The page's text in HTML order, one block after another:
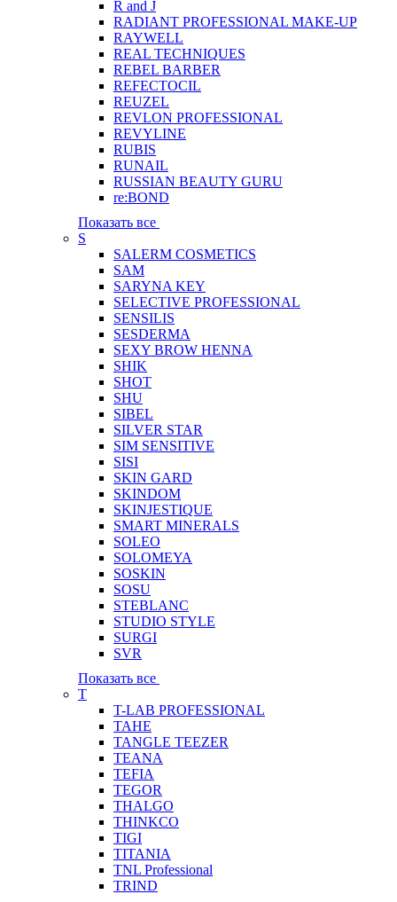
R and J
RADIANT PROFESSIONAL MAKE-UP
RAYWELL
REAL TECHNIQUES
REBEL BARBER
REFECTOCIL
REUZEL
REVLON PROFESSIONAL
REVYLINE
RUBIS
RUNAIL
RUSSIAN BEAUTY GURU
re:BOND
Показать все
S
SALERM COSMETICS
SAM
SARYNA KEY
SELECTIVE PROFESSIONAL
SENSILIS
SESDERMA
SEXY BROW HENNA
SHIK
SHOT
SHU
SIBEL
SILVER STAR
SIM SENSITIVE
SISI
SKIN GARD
SKINDOM
SKINJESTIQUE
SMART MINERALS
SOLEO
SOLOMEYA
SOSKIN
SOSU
STEBLANC
STUDIO STYLE
SURGI
SVR
Показать все
T
T-LAB PROFESSIONAL
TAHE
TANGLE TEEZER
TEANA
TEFIA
TEGOR
THALGO
THINKCO
TIGI
TITANIA
TNL Professional
TRIND